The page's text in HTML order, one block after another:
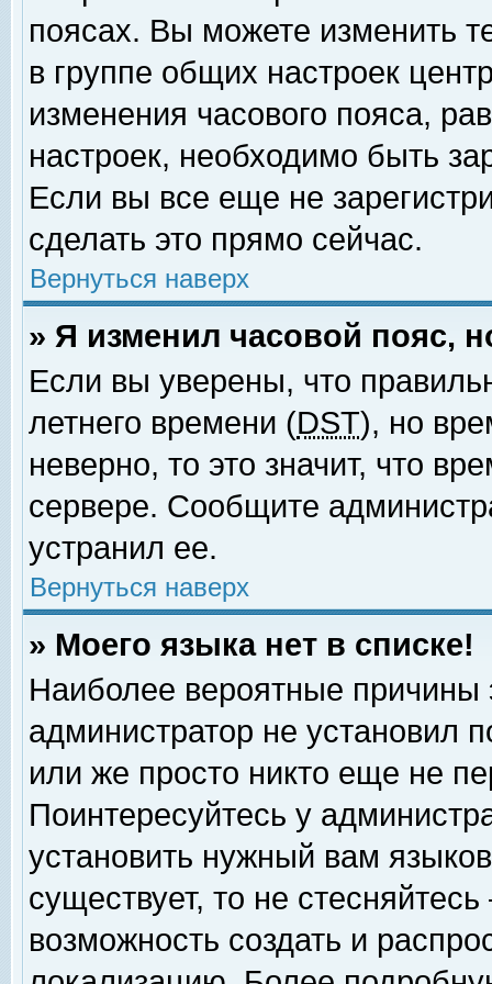
поясах. Вы можете изменить
в группе общих настроек
изменения часового пояса,
настроек, необходимо быть
Если вы все еще не
сделать это прямо сейчас.
Вернуться наверх
» Я изменил часовой пояс,
Если вы уверены, что
летнего времени (DST), но
неверно, то это значит, что
сервере. Сообщите
устранил ее.
Вернуться наверх
» Моего языка нет в списке!
Наиболее вероятные причины
администратор не установил
или же просто никто еще не
Поинтересуйтесь у
установить нужный вам
существует, то не
возможность создать и